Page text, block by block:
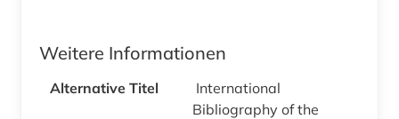
Weitere Informationen
Alternative Titel
International
Bibliography of the